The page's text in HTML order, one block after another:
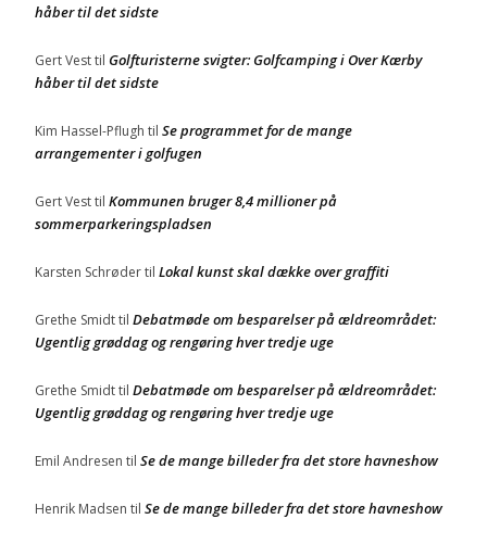
håber til det sidste
Gert Vesttil Golfturisterne svigter: Golfcamping i Over Kærby
håber til det sidste
Kim Hassel-Pflugh til Se programmet for de mange
arrangementer i golfugen
Gert Vesttil Kommunen bruger 8,4 millioner på
sommerparkeringspladsen
Karsten Schrødertil Lokal kunst skal dække over graffiti
Grethe Smidttil Debatmøde om besparelser på ældreområdet:
Ugentlig grøddag og rengøring hver tredje uge
Grethe Smidttil Debatmøde om besparelser på ældreområdet:
Ugentlig grøddag og rengøring hver tredje uge
Emil Andresen til Se de mange billeder fra det store havneshow
Henrik Madsen til Se de mange billeder fra det store havneshow